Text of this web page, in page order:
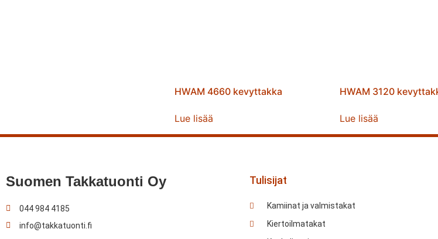
HWAM 4660 kevyttakka
Lue lisää
HWAM 3120
Lue lisää
Suomen Takkatuonti Oy
044 984 4185
info@takkatuonti.fi
Tulisijat
Kamiinat ja valmistakat
Kiertoilmatakat